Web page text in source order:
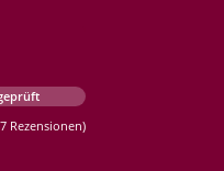
Rezensionen)